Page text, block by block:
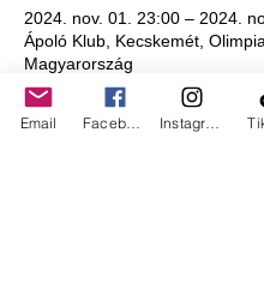
2024. nov. 01. 23:00 – 2024.
Ápoló Klub, Kecskemét,
Magyarország
Email